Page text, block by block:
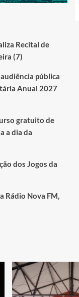
Recital de
(7)
pública
Anual 2027
gratuito de
a dia da
dos Jogos da
Rádio Nova FM,